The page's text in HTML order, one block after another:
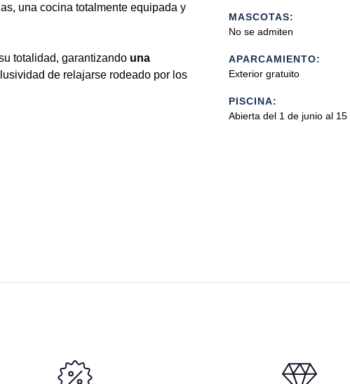
una cocina totalmente equipada y
totalidad, garantizando una
de relajarse rodeado por los
MASCOTAS:
No se admiten
APARCAMIENTO:
Exterior gratuito
PISCINA:
Abierta del 1 de junio al 15